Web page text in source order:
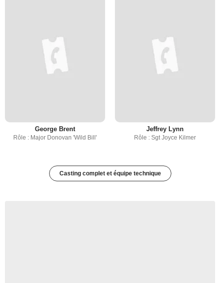
George Brent
Rôle : Major Donovan 'Wild Bill'
Jeffrey Lynn
Rôle : Sgt Joyce Kilmer
Casting complet et équipe technique